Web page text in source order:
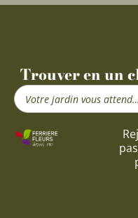
Trouver en un
Search
...